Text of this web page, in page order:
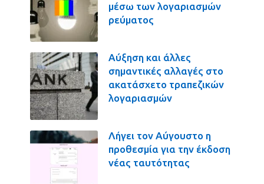
μέσω των λογαριασμών
ρεύματος
Αύξηση και άλλες
σημαντικές αλλαγές στο
ακατάσχετο τραπεζικών
λογαριασμών
Λήγει τον Αύγουστο η
προθεσμία για την έκδοση
νέας ταυτότητας